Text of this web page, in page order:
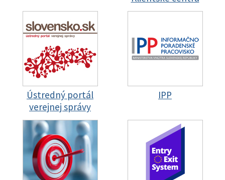
Ústredný portál
verejnej správy
IPP